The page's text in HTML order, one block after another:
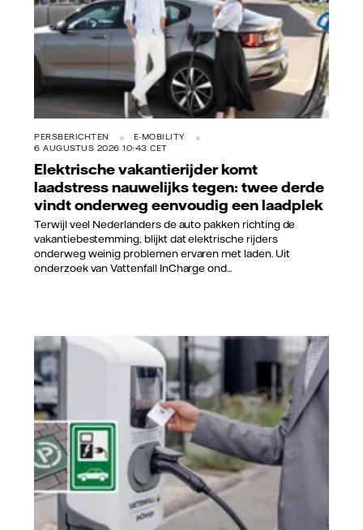
PERSBERICHTEN
E-MOBILITY
6 AUGUSTUS 2026 10:43 CET
Elektrische vakantierijder komt
laadstress nauwelijks tegen: twee derde
vindt onderweg eenvoudig een laadplek
Terwijl veel Nederlanders de auto pakken richting de
vakantiebestemming, blijkt dat elektrische rijders
onderweg weinig problemen ervaren met laden. Uit
onderzoek van Vattenfall InCharge ond...
Vattenfall/Jorrit Lousberg